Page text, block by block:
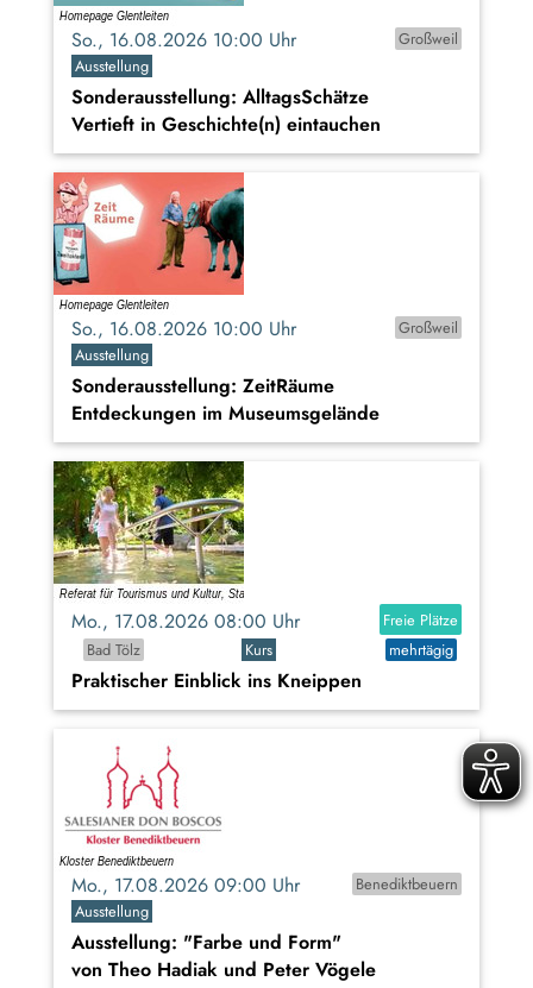
So., 16.08.2026 10:00 Uhr
Großweil
Ausstellung
Sonderausstellung: AlltagsSchätze
Vertieft in Geschichte(n) eintauchen
So., 16.08.2026 10:00 Uhr
Großweil
Ausstellung
Sonderausstellung: ZeitRäume
Entdeckungen im Museumsgelände
Mo., 17.08.2026 08:00 Uhr
Freie Plätze
Bad Tölz
Kurs mehrtägig
Praktischer Einblick ins Kneippen
Mo., 17.08.2026 09:00 Uhr
Benediktbeuern
Ausstellung
Ausstellung: "Farbe und Form"
von Theo Hadiak und Peter Vögele